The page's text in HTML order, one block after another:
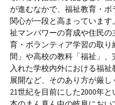
が進むなかで、福祉教育・
関心が一段と高まっていま
祉マンパワーの育成や住民
育・ボランティア学習の取
間」や高校の教科「福祉」
入れた学校内外における福
展開など、そのあり方が厳し
21世紀を目前にした2000年